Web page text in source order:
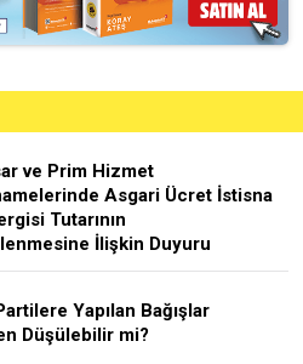
ve Prim Hizmet
Asgari Ücret İstisna
Tutarının
İlişkin Duyuru
Yapılan Bağışlar
Düşülebilir mi?